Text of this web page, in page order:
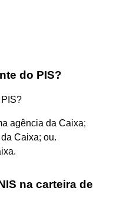
do PIS?
agência da Caixa;
Caixa; ou.
na carteira de